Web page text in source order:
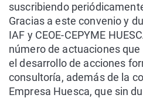
suscribiendo
Gracias a este convenio y
IAF y CEOE-CEPYME
número de actuaciones
el desarrollo de acciones
consultoría, además de la
Empresa Huesca, que sin